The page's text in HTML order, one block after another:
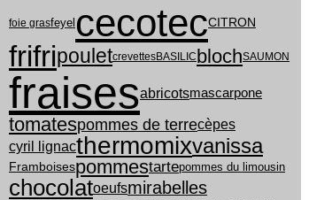
foie grasfeyel cecotecCITRON
frifripouletcrevettesBASILICblochSAUMON
fraisesabricotsmascarpone
tomatespommes de terrecèpes
cyril lignacthermomixvanissa
Framboisespommestartepommes du limousin
chocolatoeufsmirabelles